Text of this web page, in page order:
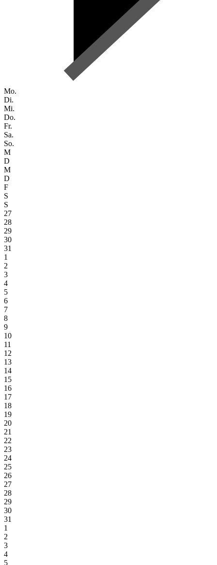
Mo.
Di.
Mi.
Do.
Fr.
Sa.
So.
M
D
M
D
F
S
S
27
28
29
30
31
1
2
3
4
5
6
7
8
9
10
11
12
13
14
15
16
17
18
19
20
21
22
23
24
25
26
27
28
29
30
31
1
2
3
4
5